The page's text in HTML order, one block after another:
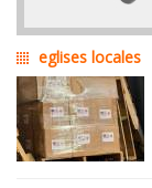
eglises locales